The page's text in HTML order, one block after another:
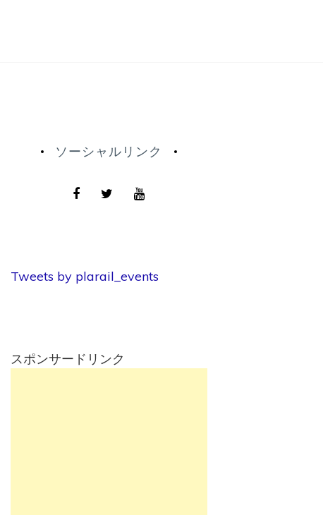
ソーシャルリンク
Tweets by plarail_events
スポンサードリンク